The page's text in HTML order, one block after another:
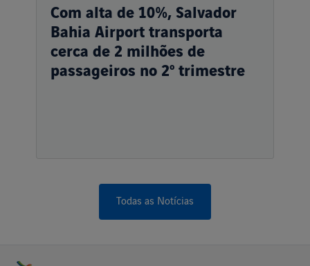
Com alta de 10%, Salvador
Bahia Airport transporta
cerca de 2 milhões de
passageiros no 2º trimestre
Todas as Notícias